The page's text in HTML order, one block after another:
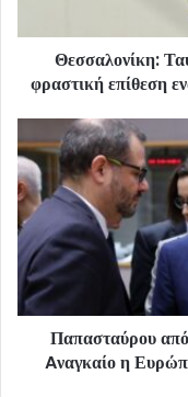
Θεσσαλονίκη:
φραστική επίθεση
Παπασταύρου
Aναγκαίο η